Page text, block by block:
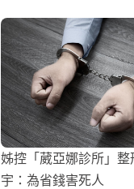
姊控「葳亞娜診所」整
宇：為省錢害死人